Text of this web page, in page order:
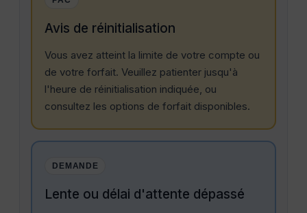
Avis de réinitialisation
Vous avez atteint la limite de votre compte ou
de votre forfait. Veuillez patienter jusqu'à
l'heure de réinitialisation indiquée, ou
consultez les options de forfait disponibles.
DEMANDE
Lente ou délai d'attente dépassé